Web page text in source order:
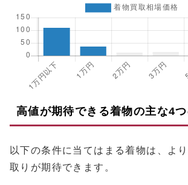
高値が期待できる着物の主な4
以下の条件に当てはまる着物は、よ
取りが期待できます。